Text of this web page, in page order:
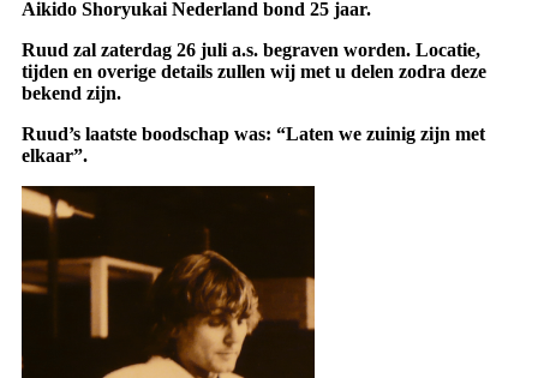
Aikido Shoryukai Nederland bond 25 jaar.
Ruud zal zaterdag 26 juli a.s. begraven worden. Locatie,
tijden en overige details zullen wij met u delen zodra deze
bekend zijn.
Ruud’s laatste boodschap was: “Laten we zuinig zijn met
elkaar”.